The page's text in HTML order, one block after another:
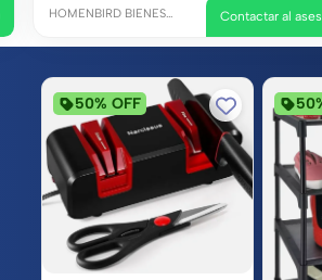
HOMENBIRD BIENES Contactar al
50% OFF